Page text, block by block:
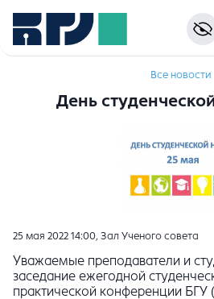
Все новости
День
25 мая 2022 14:00, Зал Ученого совета
Уважаемые преподаватели и
заседание ежегодной
практической конференции БГУ